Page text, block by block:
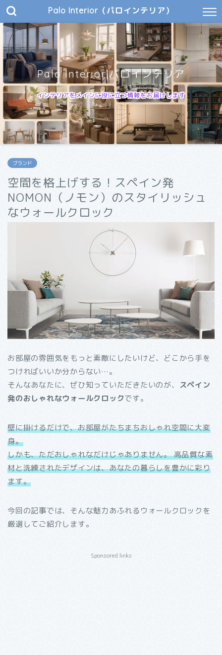
Palo Interior（パロインテリア）
Palo Interior|パロインテリア
インテリアをメインに役に立つ情報をお届けします
ブランド
空間を格上げする！スペイン発
NOMON（ノモン）のスタイリッシュ
なウォールクロック
お部屋の雰囲気をもっと素敵にしたいけど、どこから手を
つければいいか分からない…。
そんなあなたに、ぜひ知っていただきたいのが、
スペイン
発のおしゃれなウォールクロックです。
壁に掛けるだけで、お部屋がたちまちおしゃれ空間に大変
身。
しかも、ただおしゃれなだけじゃありません。 高品質な素
材と洗練されたデザインは、あなたの暮らしを豊かに彩り
ます。
今回の記事では、そんな魅力あふれるウォールクロックを
厳選してご紹介します。
Sponsored links